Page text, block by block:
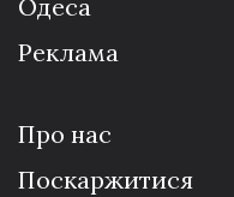
Одеса
Реклама
Про нас
Поскаржитися